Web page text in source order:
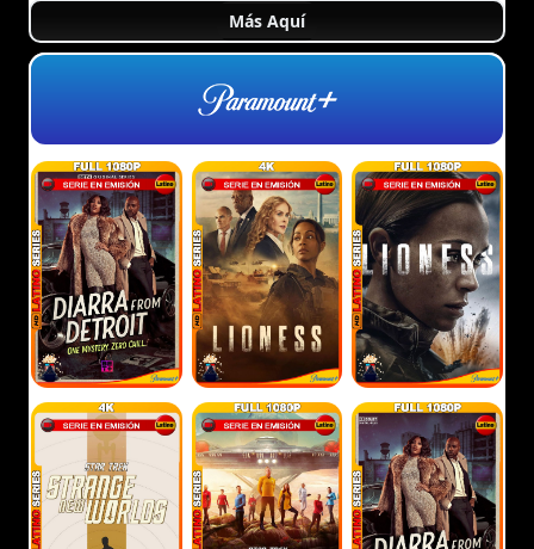
Más Aquí